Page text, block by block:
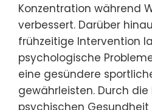
Konzentration während
verbessert. Darüber
frühzeitige Intervention
psychologische
eine gesündere
gewährleisten. Durch die
psychischen